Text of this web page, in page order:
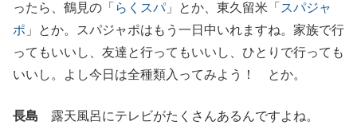
ったら、鶴見の「 らくスパ」とか、東久留米「 スパジャ
ポ 」とか。スパジャポはもう一日中いれますね。家族で行
ってもいいし、友達と行ってもいいし、ひとりで行っても
いいし。よし今日は全種類入ってみよう！ とか。
長島 露天風呂にテレビがたくさんあるんですよね。